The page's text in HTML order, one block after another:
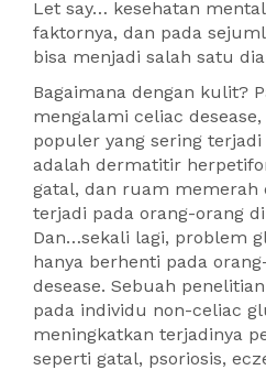
Let say… kesehatan
faktornya, dan pada
bisa menjadi salah satu
Bagaimana dengan kulit?
mengalami celiac
populer yang sering
adalah dermatitir
gatal, dan ruam memerah
terjadi pada orang-orang
Dan…sekali lagi, problem
hanya berhenti pada
desease. Sebuah
pada individu non-celiac
meningkatkan terjadinya
seperti gatal, psoriosis,